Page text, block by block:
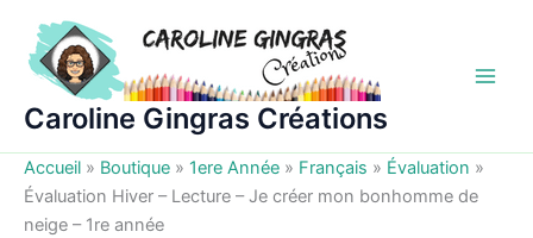
contenu
Caroline Gingras Créations
Accueil » Boutique » 1ere Année » Français » Évaluation »
Évaluation Hiver – Lecture – Je créer mon bonhomme de
neige – 1re année